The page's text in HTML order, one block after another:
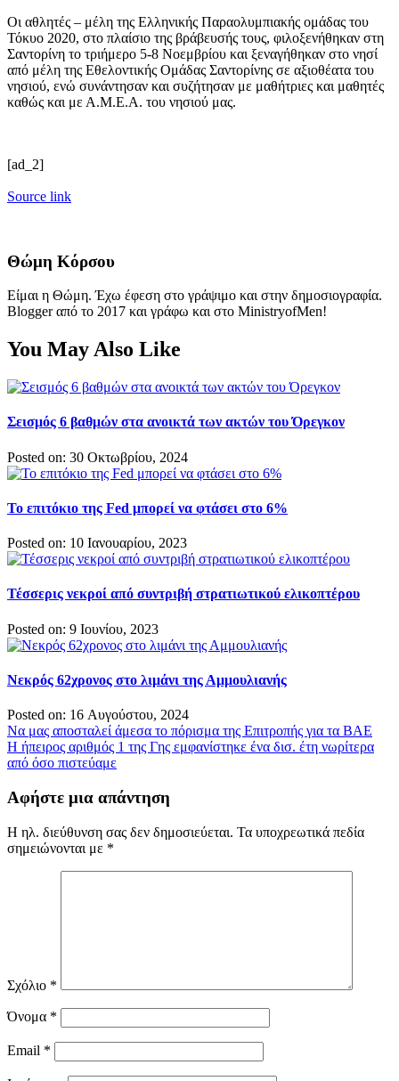
Οι αθλητές – μέλη της Ελληνικής Παραολυμπιακής ομάδας του
Τόκυο 2020, στο πλαίσιο της βράβευσής τους, φιλοξενήθηκαν στη
Σαντορίνη το τριήμερο 5-8 Νοεμβρίου και ξεναγήθηκαν στο νησί
από μέλη της Εθελοντικής Ομάδας Σαντορίνης σε αξιοθέατα του
νησιού, ενώ συνάντησαν και συζήτησαν με μαθήτριες και μαθητές
καθώς και με Α.Μ.Ε.Α. του νησιού μας.
[ad_2]
Source link
Θώμη Κόρσου
Είμαι η Θώμη. Έχω έφεση στο γράψιμο και στην δημοσιογραφία.
Blogger από το 2017 και γράφω και στο MinistryofMen!
You May Also Like
Σεισμός 6 βαθμών στα ανοικτά των ακτών του Όρεγκον
Posted on: 30 Οκτωβρίου, 2024
Το επιτόκιο της Fed μπορεί να φτάσει στο 6%
Posted on: 10 Ιανουαρίου, 2023
Τέσσερις νεκροί από συντριβή στρατιωτικού ελικοπτέρου
Posted on: 9 Ιουνίου, 2023
Νεκρός 62χρονος στο λιμάνι της Αμμουλιανής
Posted on: 16 Αυγούστου, 2024
Πλοήγηση
άρθρων
Να μας αποσταλεί άμεσα το πόρισμα της Επιτροπής για τα ΒΑΕ
Η ήπειρος αριθμός 1 της Γης εμφανίστηκε ένα δισ. έτη νωρίτερα
από όσο πιστεύαμε
Αφήστε μια απάντηση
Η ηλ. διεύθυνση σας δεν δημοσιεύεται. Τα υποχρεωτικά πεδία
σημειώνονται με *
Σχόλιο *
Όνομα *
Email *